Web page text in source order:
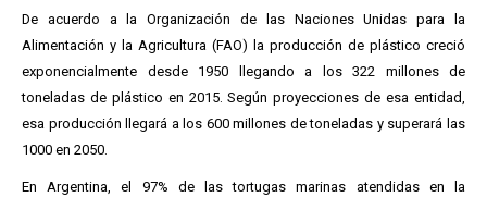
De acuerdo a la Organización de las Naciones Unidas para la
Alimentación y la Agricultura (FAO) la producción de plástico creció
exponencialmente desde 1950 llegando a los 322 millones de
toneladas de plástico en 2015. Según proyecciones de esa entidad,
esa producción llegará a los 600 millones de toneladas y superará las
1000 en 2050.
En Argentina, el 97% de las tortugas marinas atendidas en la